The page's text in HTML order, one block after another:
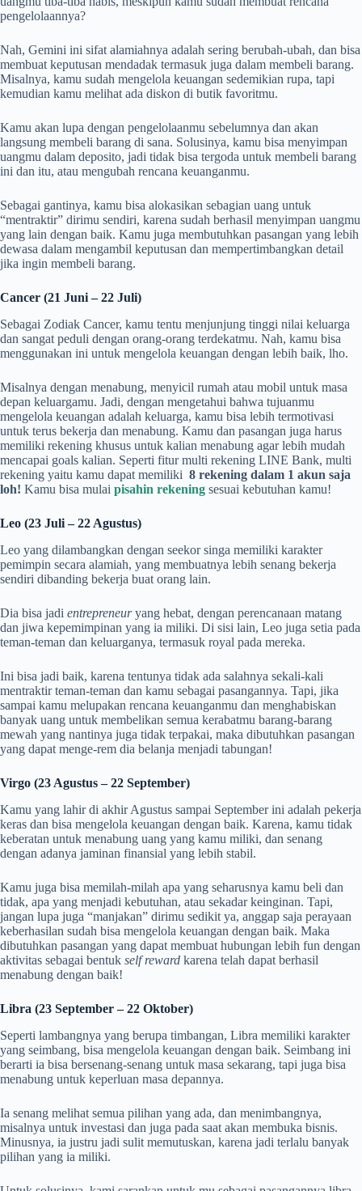
pengelolaannya?
Nah, Gemini ini sifat alamiahnya adalah sering berubah-ubah, dan bisa
membuat keputusan mendadak termasuk juga dalam membeli barang.
Misalnya, kamu sudah mengelola keuangan sedemikian rupa, tapi
kemudian kamu melihat ada diskon di butik favoritmu.
Kamu akan lupa dengan pengelolaanmu sebelumnya dan akan
langsung membeli barang di sana. Solusinya, kamu bisa menyimpan
uangmu dalam deposito, jadi tidak bisa tergoda untuk membeli barang
ini dan itu, atau mengubah rencana keuanganmu.
Sebagai gantinya, kamu bisa alokasikan sebagian uang untuk
“mentraktir” dirimu sendiri, karena sudah berhasil menyimpan uangmu
yang lain dengan baik. Kamu juga membutuhkan pasangan yang lebih
dewasa dalam mengambil keputusan dan mempertimbangkan detail
jika ingin membeli barang.
Cancer (21 Juni – 22 Juli)
Sebagai Zodiak Cancer, kamu tentu menjunjung tinggi nilai keluarga
dan sangat peduli dengan orang-orang terdekatmu. Nah, kamu bisa
menggunakan ini untuk mengelola keuangan dengan lebih baik, lho.
Misalnya dengan menabung, menyicil rumah atau mobil untuk masa
depan keluargamu. Jadi, dengan mengetahui bahwa tujuanmu
mengelola keuangan adalah keluarga, kamu bisa lebih termotivasi
untuk terus bekerja dan menabung. Kamu dan pasangan juga harus
memiliki rekening khusus untuk kalian menabung agar lebih mudah
mencapai goals kalian. Seperti fitur multi rekening LINE Bank, multi
rekening yaitu kamu dapat memiliki 8 rekening dalam 1 akun saja
loh! Kamu bisa mulai pisahin rekening sesuai kebutuhan kamu!
Leo (23 Juli – 22 Agustus)
Leo yang dilambangkan dengan seekor singa memiliki karakter
pemimpin secara alamiah, yang membuatnya lebih senang bekerja
sendiri dibanding bekerja buat orang lain.
Dia bisa jadi entrepreneuryang hebat, dengan perencanaan matang
dan jiwa kepemimpinan yang ia miliki. Di sisi lain, Leo juga setia pada
teman-teman dan keluarganya, termasuk royal pada mereka.
Ini bisa jadi baik, karena tentunya tidak ada salahnya sekali-kali
mentraktir teman-teman dan kamu sebagai pasangannya. Tapi, jika
sampai kamu melupakan rencana keuanganmu dan menghabiskan
banyak uang untuk membelikan semua kerabatmu barang-barang
mewah yang nantinya juga tidak terpakai, maka dibutuhkan pasangan
yang dapat menge-rem dia belanja menjadi tabungan!
Virgo (23 Agustus – 22 September)
Kamu yang lahir di akhir Agustus sampai September ini adalah pekerja
keras dan bisa mengelola keuangan dengan baik. Karena, kamu tidak
keberatan untuk menabung uang yang kamu miliki, dan senang
dengan adanya jaminan finansial yang lebih stabil.
Kamu juga bisa memilah-milah apa yang seharusnya kamu beli dan
tidak, apa yang menjadi kebutuhan, atau sekadar keinginan. Tapi,
jangan lupa juga “manjakan” dirimu sedikit ya, anggap saja perayaan
keberhasilan sudah bisa mengelola keuangan dengan baik. Maka
dibutuhkan pasangan yang dapat membuat hubungan lebih fun dengan
aktivitas sebagai bentuk self reward karena telah dapat berhasil
menabung dengan baik!
Libra (23 September – 22 Oktober)
Seperti lambangnya yang berupa timbangan, Libra memiliki karakter
yang seimbang, bisa mengelola keuangan dengan baik. Seimbang ini
berarti ia bisa bersenang-senang untuk masa sekarang, tapi juga bisa
menabung untuk keperluan masa depannya.
Ia senang melihat semua pilihan yang ada, dan menimbangnya,
misalnya untuk investasi dan juga pada saat akan membuka bisnis.
Minusnya, ia justru jadi sulit memutuskan, karena jadi terlalu banyak
pilihan yang ia miliki.